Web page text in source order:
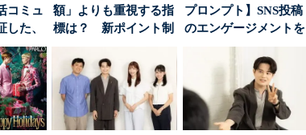
コミュ
した、
ば...
額」よりも重視する指
標は？ 新ポイント制
プロンプト】SNS投稿
のエンゲージメントを
高めるAI活用、ポ...